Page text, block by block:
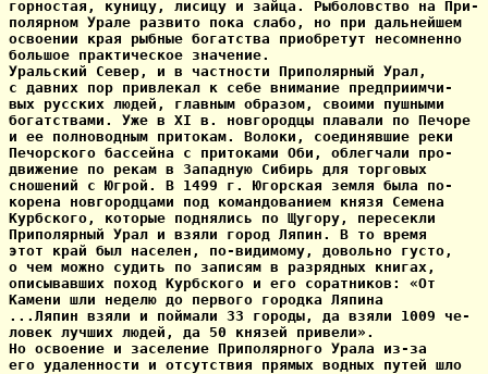
горностая, куницу, лисицу и зайца. Рыболовство на При-
полярном Урале развито пока слабо, но при дальнейшем
освоении края рыбные богатства приобретут несомненно
большое практическое значение.
Уральский Север, и в частности Приполярный Урал,
с давних пор привлекал к себе внимание предприимчи-
вых русских людей, главным образом, своими пушными
богатствами. Уже в XI в. новгородцы плавали по Печоре
и ее полноводным притокам. Волоки, соединявшие реки
Печорского бассейна с притоками Оби, облегчали про-
движение по рекам в Западную Сибирь для торговых
сношений с Югрой. В 1499 г. Югорская земля была по-
корена новгородцами под командованием князя Семена
Курбского, которые поднялись по Щугору, пересекли
Приполярный Урал и взяли город Ляпин. В то время
этот край был населен, по-видимому, довольно густо,
о чем можно судить по записям в разрядных книгах,
описывавших поход Курбского и его соратников: «От
Камени шли неделю до первого городка Ляпина
...Ляпин взяли и поймали 33 городы, да взяли 1009 че-
ловек лучших людей, да 50 князей привели».
Но освоение и заселение Приполярного Урала из-за
его удаленности и отсутствия прямых водных путей шло